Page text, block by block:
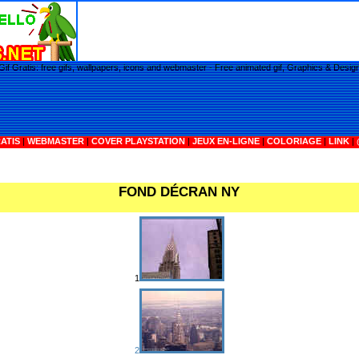
Gratis: free gifs, wallpapers, icons and webmaster - Free animated gif, Graphics &
| WEBMASTER | COVER PLAYSTATION | JEUX EN-LIGNE | COLORIAGE | LINK |
FOND DÉCRAN NY
1
2